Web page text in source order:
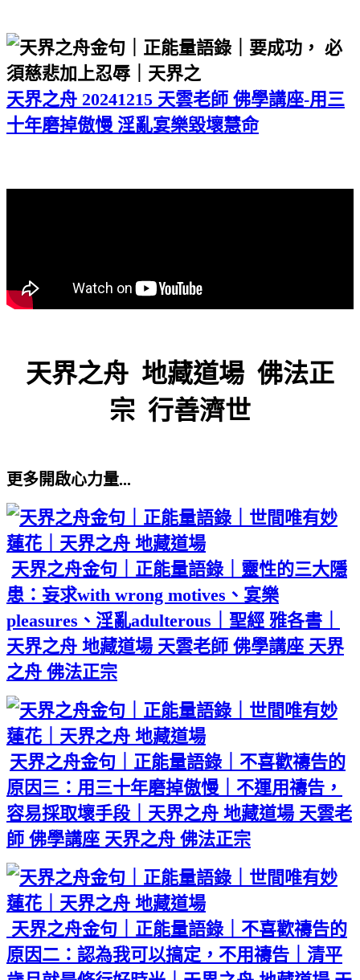
天界之舟 20241215 天雲老師 佛學講座-用三
十年磨掉傲慢 淫亂宴樂毀壞慧命
天界之舟 地藏道場 佛法正
宗 行善濟世
更多開啟心力量...
天界之舟金句｜正能量語錄｜靈性的三大隱
患：妄求with wrong motives、宴樂
pleasures、淫亂adulterous｜聖經 雅各書｜
天界之舟 地藏道場 天雲老師 佛學講座 天界
之舟 佛法正宗
天界之舟金句｜正能量語錄｜不喜歡禱告的
原因三：用三十年磨掉傲慢｜不運用禱告，
容易採取壞手段｜天界之舟 地藏道場 天雲老
師 佛學講座 天界之舟 佛法正宗
天界之舟金句｜正能量語錄｜不喜歡禱告的
原因二：認為我可以搞定，不用禱告｜清平